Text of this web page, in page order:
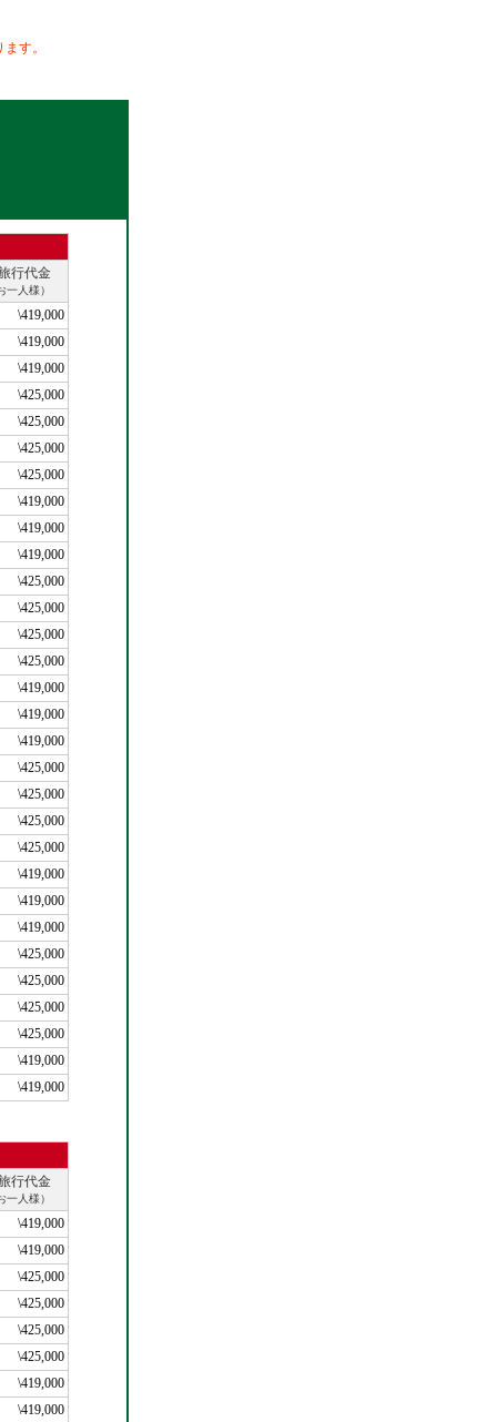
す。
行代金
一人様）
\419,000
\419,000
\419,000
\425,000
\425,000
\425,000
\425,000
\419,000
\419,000
\419,000
\425,000
\425,000
\425,000
\425,000
\419,000
\419,000
\419,000
\425,000
\425,000
\425,000
\425,000
\419,000
\419,000
\419,000
\425,000
\425,000
\425,000
\425,000
\419,000
\419,000
行代金
一人様）
\419,000
\419,000
\425,000
\425,000
\425,000
\425,000
\419,000
\419,000